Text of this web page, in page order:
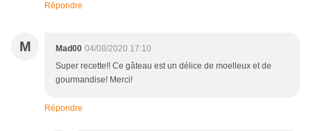
Répondre
M Mad00 04/08/2020 17:10
Super recette!! Ce gâteau est un délice de moelleux et de
gourmandise! Merci!
Répondre